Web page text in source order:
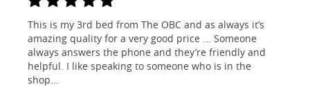
This is my 3rd bed from The OBC and as always it’s
amazing quality for a very good price ... Someone
always answers the phone and they’re friendly and
helpful. I like speaking to someone who is in the
shop...